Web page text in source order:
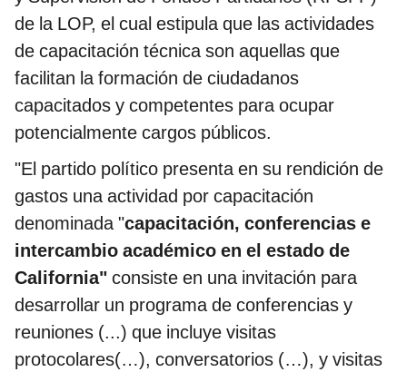
de la LOP, el cual estipula que las actividades
de capacitación técnica son aquellas que
facilitan la formación de ciudadanos
capacitados y competentes para ocupar
potencialmente cargos públicos.
"El partido político presenta en su rendición de
gastos una actividad por capacitación
denominada "capacitación, conferencias e
intercambio académico en el estado de
California" consiste en una invitación para
desarrollar un programa de conferencias y
reuniones (...) que incluye visitas
protocolares(…), conversatorios (…), y visitas